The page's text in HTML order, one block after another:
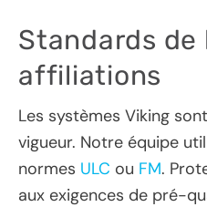
Standards de
affiliations
Les systèmes Viking
vigueur. Notre équipe
normes ULC ou FM.
aux exigences de pré-